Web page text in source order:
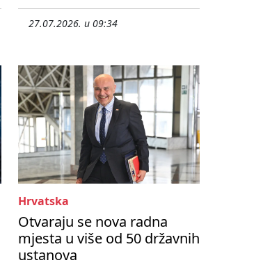
27.07.2026. u 09:34
Hrvatska
Otvaraju se nova radna
mjesta u više od 50 državnih
ustanova